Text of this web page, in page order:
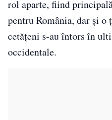
rol aparte, fiind
pentru România, dar și o
cetățeni s-au întors în
occidentale.